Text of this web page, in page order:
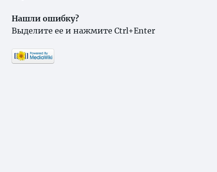
Нашли ошибку?
Выделите ее и нажмите Ctrl+Enter